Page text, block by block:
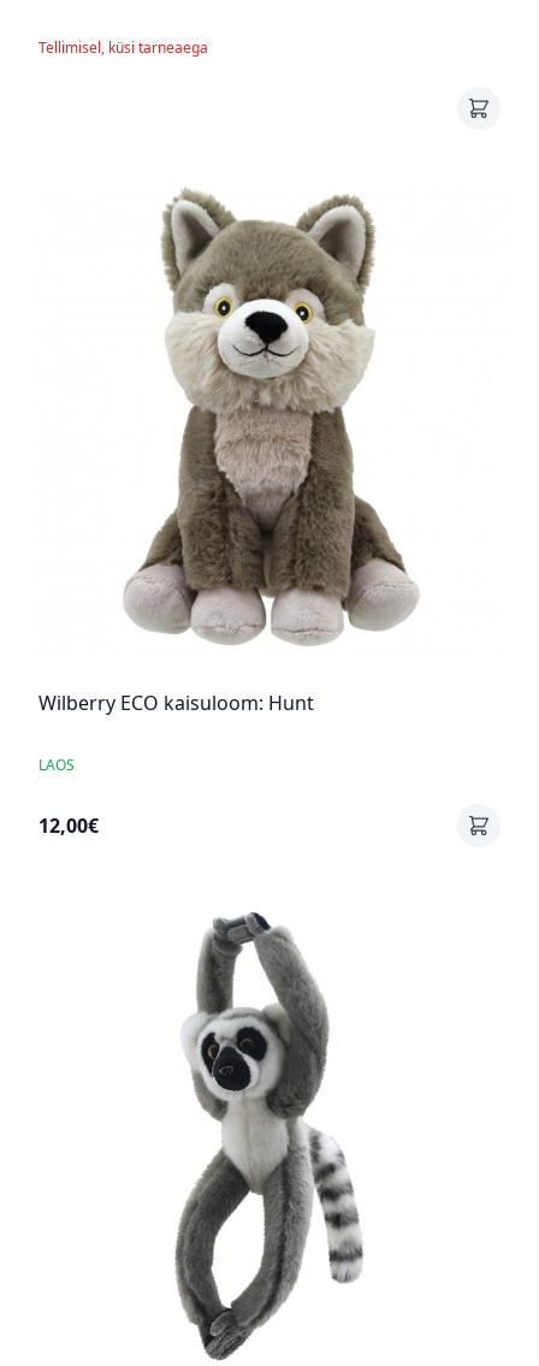
Tellimisel, küsi tarneaega
Wilberry ECO kaisuloom: Hunt
LAOS
12,00€